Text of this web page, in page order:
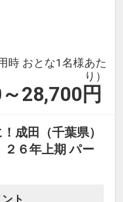
時 おとな1名様あた
り）
28,700 円
成田（千葉県）
６年上期 パー
ト